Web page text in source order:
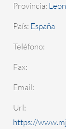
Provincia: Leon
País: España
Teléfono:
Fax:
Email:
Url:
https://